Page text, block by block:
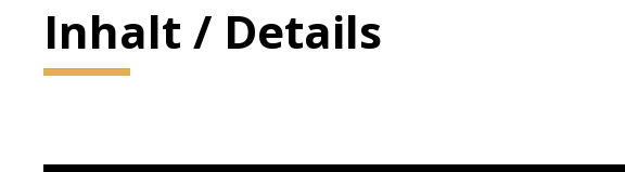
Inhalt / Details